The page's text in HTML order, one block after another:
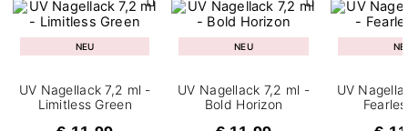
NEU
UV Nagellack 7,2 ml -
Limitless Green
NEU
UV Nagellack 7,2 ml -
Bold Horizon
UV